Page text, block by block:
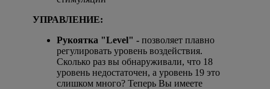
УПРАВЛЕНИЕ:
Рукоятка "Level" - позволяет плавно
регулировать уровень воздействия.
Сколько раз вы обнаруживали, что 18
уровень недостаточен, а уровень 19 это
слишком много? Теперь Вы имеете